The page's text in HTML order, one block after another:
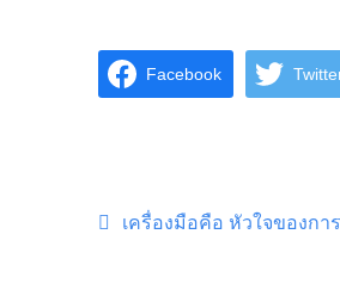
Facebook
Post
เครื่องมือคือ หัวใจของกา